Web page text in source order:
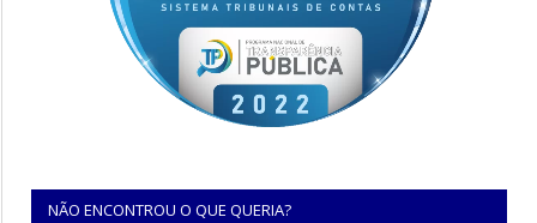
NÃO ENCONTROU O QUE QUERIA?